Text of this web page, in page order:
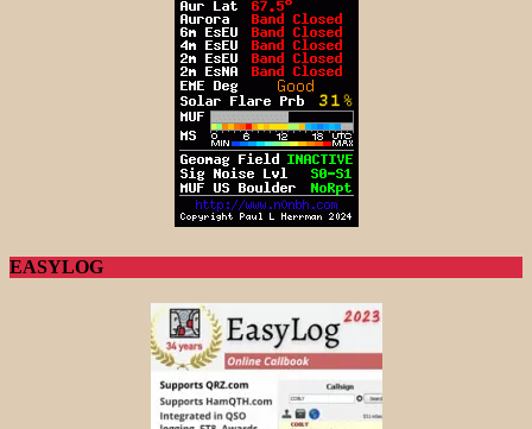
EASYLOG